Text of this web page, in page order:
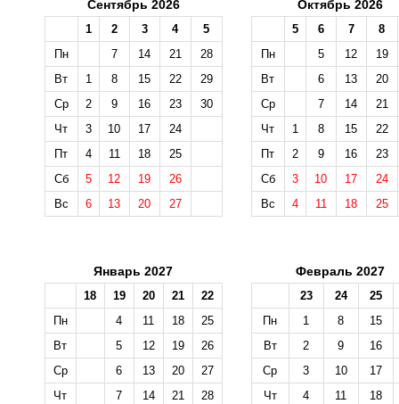
Сентябрь 2026
1 2 3 4
5
Пн
7 14 21
28
Вт
1 8 15 22
29
Ср
2 9 16 23
30
Чт
3 10 17
24
Пт
4 11 18
25
Сб
5 12 19
26
Вс
6 13 20 27
Октябрь 2026
5 6 7
8
Пн
5 12
19
Вт
6 13
20
Ср
7 14
21
Чт
1 8 15
22
Пт
2 9 16
23
Сб
3 10 17
24
Вс
4 11 18 25
Январь 2027
18 19 20 21
22
Пн
4 11 18
25
Вт
5 12 19
26
Ср
6 13 20
27
Чт
7 14 21
28
Февраль 2027
23 24
25
Пн
1 8
15
Вт
2 9
16
Ср
3 10
17
Чт
4 11
18